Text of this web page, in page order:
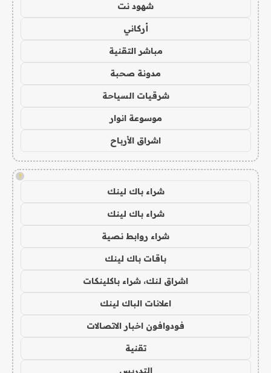
شهود نت
أركاني
مباشر التقنية
مدونة صحبة
شرقيات السياحة
موسوعة انوار
اشراق الأرباح
!
شراء باك لينك
شراء باك لينك
شراء روابط نصية
باقات باك لينك
اشراق لنك، شراء باكلينكات
اعلانات الباك لينك
فودوافون اخبار الاتصالات
تقنية
التدريس